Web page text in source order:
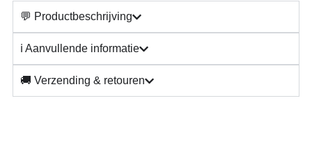
💬 Productbeschrijving
ℹ️ Aanvullende informatie
🚚 Verzending & retouren